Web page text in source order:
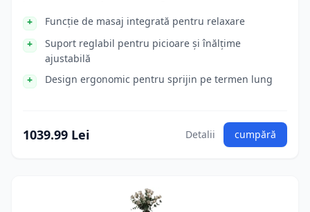
Funcție de masaj integrată pentru relaxare
Suport reglabil pentru picioare și înălțime
ajustabilă
Design ergonomic pentru sprijin pe termen lung
1039.99 Lei Detalii cumpără